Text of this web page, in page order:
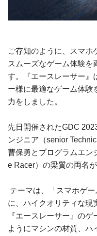
ご存知のように、スマホ
スムーズなゲーム体験を
す。『エースレーサー』
ー様に最適なゲーム体験
力をしました。
先日開催されたGDC
ンジニア（senior
曹保勇とプログラムエン
e Racer）の梁質の両名が
テーマは、「スマホゲ
に、ハイクオリティな現
『エースレーサー』の
ようにマシンの材質、ハ